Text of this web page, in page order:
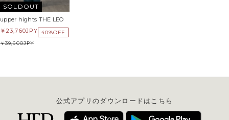
SOLDOUT
upper hights THE LEO
23,760JPY 40%OFF
39,600JPY
公式アプリのダウンロードはこちら